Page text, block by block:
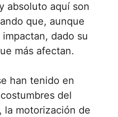
absoluto aquí son
que, aunque
dado su
más afectan.
han tenido en
del
la motorización de